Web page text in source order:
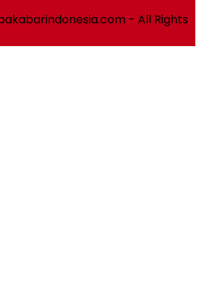
- All Rights